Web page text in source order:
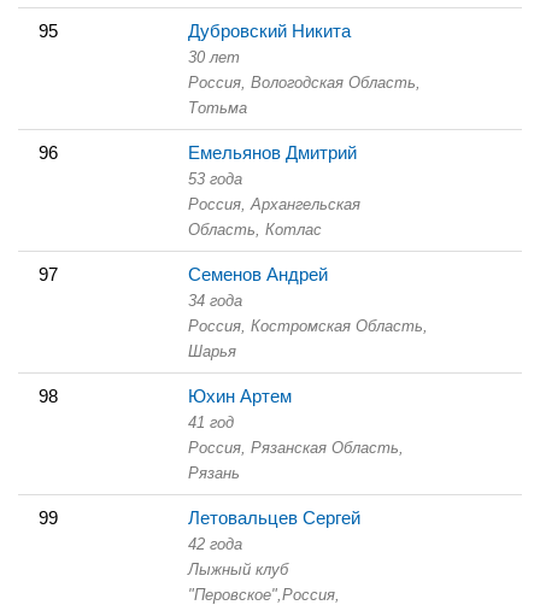
95 Дубровский Никита
30 лет
Россия, Вологодская Область,
Тотьма
96 Емельянов Дмитрий
53 года
Россия, Архангельская
Область, Котлас
97 Семенов Андрей
34 года
Россия, Костромская Область,
Шарья
98 Юхин Артем
41 год
Россия, Рязанская Область,
Рязань
99 Летовальцев Сергей
42 года
Лыжный клуб
"Перовское", Россия,